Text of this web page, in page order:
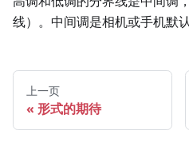
线）。中间调是相机或手机默
上一页
形式的期待